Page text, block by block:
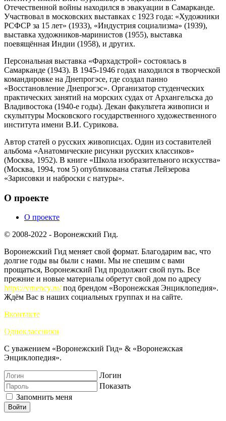
Отечественной войны находился в эвакуации в Самарканде.
Участвовал в московских выставках с 1923 года: «Художники
РСФСР за 15 лет» (1933), «Индустрия социализма» (1939),
выставка художников-маринистов (1955), выставка
поевящённая Индии (1958), и других.
Персональная выставка «Фархадстрой» состоялась в
Самарканде (1943). В 1945-1946 годах находился в творческой
командировке на Днепрогэсе, где создал панно
«Восстановление Днепрогэс». Организатор студенческих
практических занятий на морских судах от Архангельска до
Владивостока (1940-е годы). Декан факультета живописи и
скульптуры Московского государственного художественного
института имени В.И. Сурикова.
Автор статей о русских живописцах. Один из составителей
альбома «Анатомические рисунки русских классиков»
(Москва, 1952). В книге «Школа изобразительного искусства»
(Москва, 1994, том 5) опубликована статья Лейзерова
«Зарисовки и наброски с натуры».
О проекте
О проекте
© 2008-2022 - Воронежский Гид.
Воронежский Гид меняет свой формат. Благодарим вас, что
долгие годы вы были с нами. Мы не спешим с вами
прощаться, Воронежский Гид продолжит свой путь. Все
прежние и новые материалы обретут свой дом по адресу
https://vrnency.ru/под брендом «Воронежская Энциклопедия».
Ждём Вас в наших социальных группах и на сайте.
Вконтакте
Одноклассники
С уважением «Воронежский Гид» & «Воронежская
Энциклопедия».
Логин
Показать
Запомнить меня
Войти